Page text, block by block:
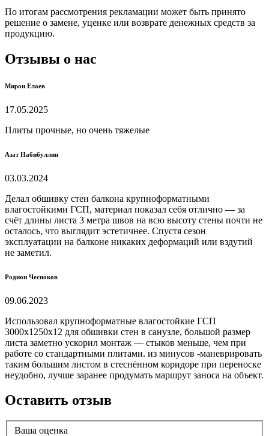
По итогам рассмотрения рекламации может быть принято
решение о замене, уценке или возврате денежных средств за
продукцию.
Отзывы о нас
Мирон Елаев
17.05.2025
Плиты прочные, но очень тяжелые
Азат Набибуллин
03.03.2024
Делал обшивку стен балкона крупноформатными
влагостойкими ГСП, материал показал себя отлично — за
счёт длины листа 3 метра швов на всю высоту стены почти не
осталось, что выглядит эстетичнее. Спустя сезон
эксплуатации на балконе никаких деформаций или вздутий
не заметил.
Родион Чесноков
09.06.2023
Использовал крупноформатные влагостойкие ГСП
3000х1250х12 для обшивки стен в санузле, большой размер
листа заметно ускорил монтаж — стыков меньше, чем при
работе со стандартными плитами. из минусов -маневрировать
таким большим листом в стеснённом коридоре при переноске
неудобно, лучше заранее продумать маршрут заноса на объект.
Оставить отзыв
Ваша оценка